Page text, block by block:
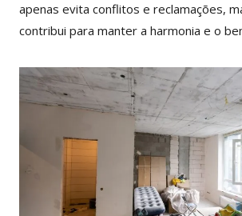
apenas evita conflitos e reclamações,
contribui para manter a harmonia e o